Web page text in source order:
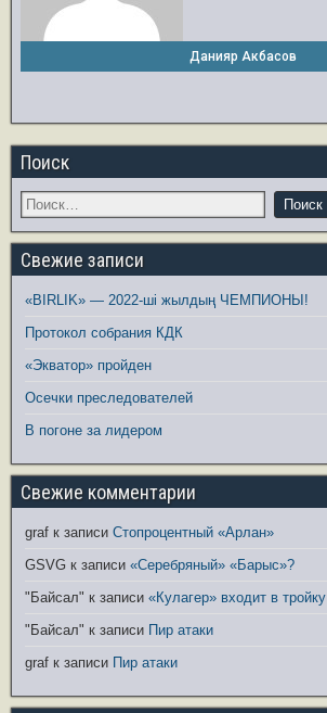
Данияр Акбасов
Поиск
Свежие записи
«BIRLIK» — 2022-ші жылдың ЧЕМПИОНЫ!
Протокол собрания КДК
«Экватор» пройден
Осечки преследователей
В погоне за лидером
Свежие комментарии
graf к записи Стопроцентный «Арлан»
GSVG к записи «Серебряный» «Барыс»?
"Байсал" к записи «Кулагер» входит в тройку
"Байсал" к записи Пир атаки
graf к записи Пир атаки